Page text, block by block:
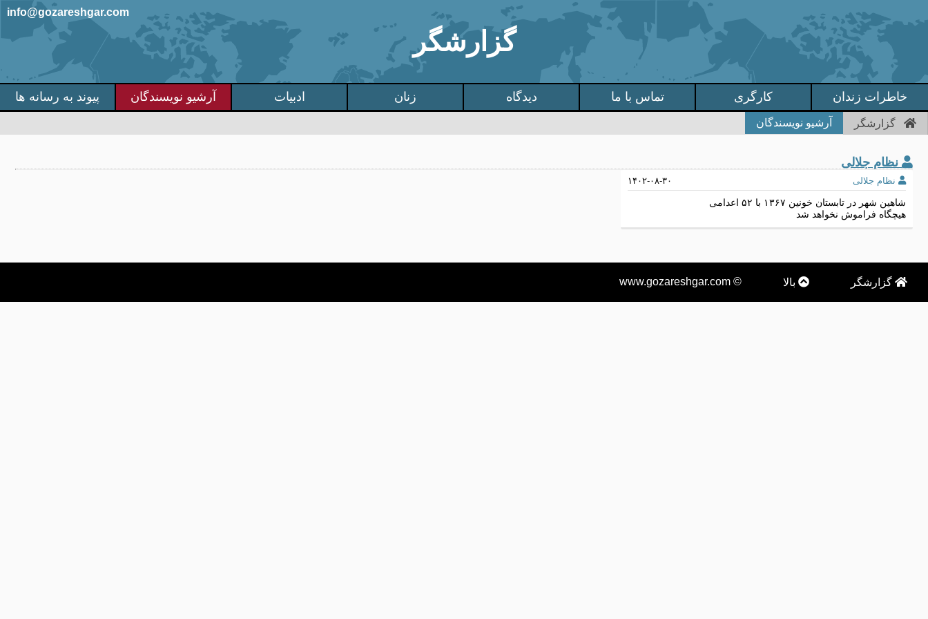
گزارشگر
info@gozareshgar.com
خاطرات زندان کارگری تماس با ما دیدگاه زنان ادبیات آرشیو نویسندگان پیوند به رسانه ها
گزارشگر آرشیو نویسندگان
نظام جلالی
نظام جلالی ۱۴۰۲-۰۸-۳۰
شاهین شهر در تابستان خونین ۱۳۶۷ با ۵۲ اعدامی
هیچگاه فراموش نخواهد شد
گزارشگر بالا © www.gozareshgar.com